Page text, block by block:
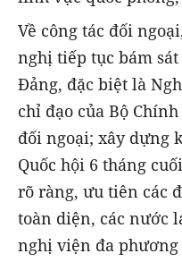
Về công tác đối
nghị tiếp tục bám
Đảng, đặc biệt là
chỉ đạo của Bộ
đối ngoại; xây dựng
Quốc hội 6 tháng
rõ ràng, ưu tiên các
toàn diện, các nước
nghị viện đa